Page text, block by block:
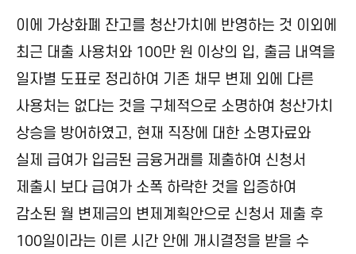
이에 가상화폐 잔고를 청산가치에 반영하는 것 이외에
최근 대출 사용처와 100만 원 이상의 입, 출금 내역을
일자별 도표로 정리하여 기존 채무 변제 외에 다른
사용처는 없다는 것을 구체적으로 소명하여 청산가치
상승을 방어하였고, 현재 직장에 대한 소명자료와
실제 급여가 입금된 금융거래를 제출하여 신청서
제출시 보다 급여가 소폭 하락한 것을 입증하여
감소된 월 변제금의 변제계획안으로 신청서 제출 후
100일이라는 이른 시간 안에 개시결정을 받을 수